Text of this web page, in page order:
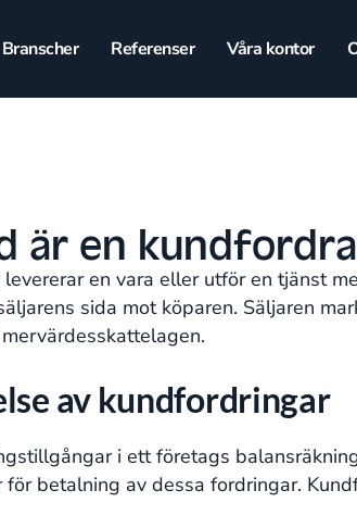
Branscher Referenser Våra kontor
är en
en vara eller utför en tjänst
sida mot köparen. Säljaren
av kundfordringar
i ett företags
betalning av dessa fordringar.